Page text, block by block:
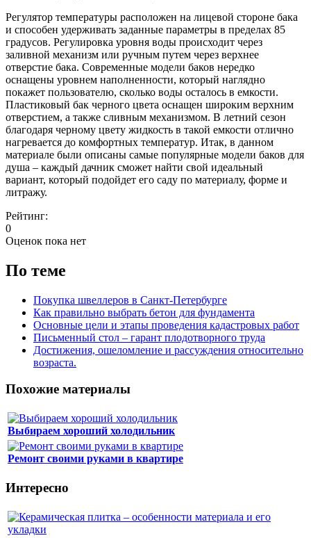
Регулятор температуры расположен на лицевой стороне бака
и способен удерживать заданные параметры в пределах 85
градусов. Регулировка уровня воды происходит через
заливной механизм или ручным путем через верхнее
отверстие бака. Современные модели баков нередко
оснащены уровнем наполненности, который наглядно
покажет пользователю, сколько воды осталось в емкости.
Пластиковый бак черного цвета оснащен широким верхним
отверстием, а также сливным механизмом. В летний сезон
благодаря черному цвету жидкость в такой емкости отлично
нагревается до комфортных температур. Итак, в данном
материале были описаны самые популярные модели баков для
душа – каждый дачник сможет найти свой идеальный
вариант, который подойдет его саду по материалу, форме и
литражу.
Рейтинг:
0
Оценок пока нет
По теме
Покупка швеллеров в Санкт-Петербурге
Как правильно выбрать бетон для фундамента
Основные цели и этапы проведения кадастровых работ
Письменный стол – гарант плодотворного труда
Достижения, ошеломление и рассуждения относительно
возраста.
Похожие материалы
Выбираем хороший холодильник
Ремонт своими руками в квартире
Интересно